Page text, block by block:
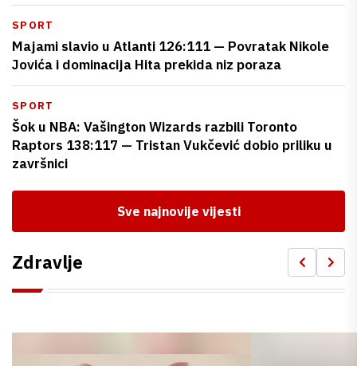
SPORT
Majami slavio u Atlanti 126:111 — Povratak Nikole
Jovića i dominacija Hita prekida niz poraza
SPORT
Šok u NBA: Vašington Wizards razbili Toronto
Raptors 138:117 — Tristan Vukčević dobio priliku u
završnici
Sve najnovije vijesti
Zdravlje